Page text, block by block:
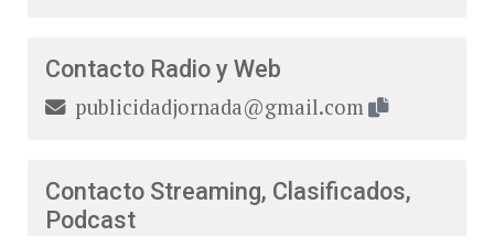
Contacto Radio y Web
publicidadjornada@gmail.com
Contacto Streaming, Clasificados,
Podcast